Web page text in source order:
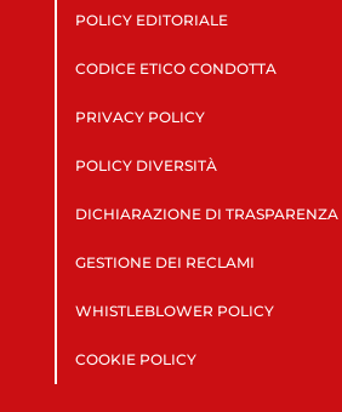
POLICY EDITORIALE
CODICE ETICO CONDOTTA
PRIVACY POLICY
POLICY DIVERSITÀ
DICHIARAZIONE DI TRASPARENZA
GESTIONE DEI RECLAMI
WHISTLEBLOWER POLICY
COOKIE POLICY